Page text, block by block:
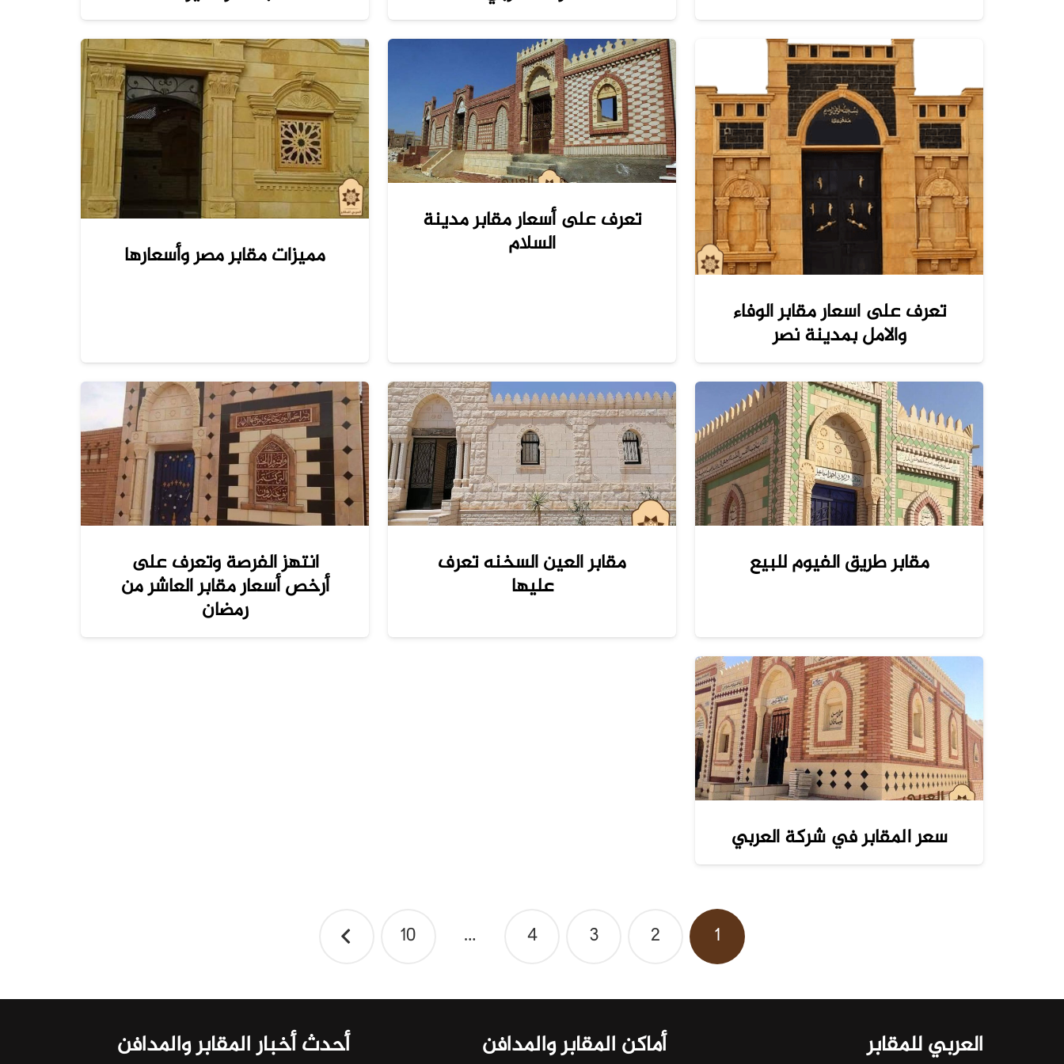
تعرف على اسعار مقابر الوفاء
والامل بمدينة نصر
تعرف على أسعار مقابر مدينة
السلام مميزات مقابر مصر وأسعارها
مقابر طريق الفيوم للبيع مقابر العين السخنه تعرف
عليها
انتهز الفرصة وتعرف على
أرخص أسعار مقابر العاشر من
رمضان
سعر المقابر في شركة العربي
1
2
3
4
…
10
العربي للمقابر أماكن المقابر والمدافن أحدث أخبار المقابر والمدافن